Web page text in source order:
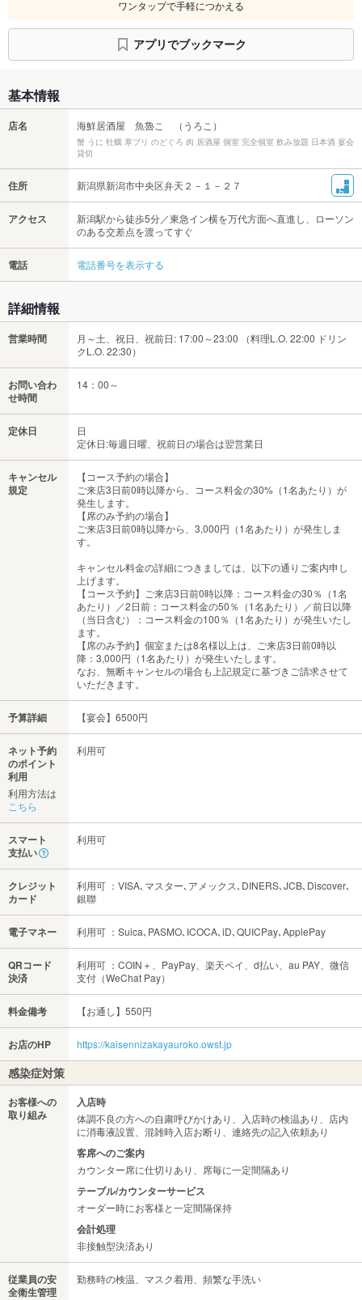
ワンタップで手軽につかえる
アプリでブックマーク
基本情報
店名 海鮮居酒屋 魚魯こ （うろこ）
蟹 うに 牡蠣 寒ブリ のどぐろ 肉 居酒屋 個室 完全個室 飲み放題 日本酒 宴会
貸切
住所 新潟県新潟市中央区弁天２－１－２７
アクセス
新潟駅から徒歩5分／東急イン横を万代方面へ直進し、ローソン
のある交差点を渡ってすぐ
電話 電話番号を表示する
詳細情報
営業時間
月～土、祝日、祝前日: 17:00～23:00 （料理L.O. 22:00 ドリン
クL.O. 22:30）
お問い合わ
せ時間
14：00～
定休日
日
定休日:毎週日曜、祝前日の場合は翌営業日
キャンセル
規定
【コース予約の場合】
ご来店3日前0時以降から、コース料金の30%（1名あたり）が
発生します。
【席のみ予約の場合】
ご来店3日前0時以降から、3,000円（1名あたり）が発生しま
す。
キャンセル料金の詳細につきましては、以下の通りご案内申し
上げます。
【コース予約】ご来店3日前0時以降：コース料金の30％（1名
あたり）／2日前：コース料金の50％（1名あたり）／前日以降
（当日含む）：コース料金の100％（1名あたり）が発生いたし
ます。
【席のみ予約】個室または8名様以上は、ご来店3日前0時以
降：3,000円（1名あたり）が発生いたします。
なお、無断キャンセルの場合も上記規定に基づきご請求させて
いただきます。
予算詳細 【宴会】6500円
ネット予約
のポイント
利用
利用方法は
こちら
利用可
スマート
支払い
利用可
クレジット
カード
利用可 ：VISA､マスター､アメックス､DINERS､JCB､Discover､
銀聯
電子マネー 利用可 ：Suica､PASMO､ICOCA､iD､QUICPay､ApplePay
QRコード
決済
利用可 ：COIN＋、PayPay、楽天ペイ、d払い、au PAY、微信
支付（WeChat Pay）
料金備考 【お通し】550円
お店のHP https://kaisennizakayauroko.owst.jp
感染症対策
お客様への
取り組み
入店時
体調不良の方への自粛呼びかけあり、入店時の検温あり、店内
に消毒液設置、混雑時入店お断り、連絡先の記入依頼あり
客席へのご案内
カウンター席に仕切りあり、席毎に一定間隔あり
テーブル/カウンターサービス
オーダー時にお客様と一定間隔保持
会計処理
非接触型決済あり
従業員の安
全衛生管理
勤務時の検温、マスク着用、頻繁な手洗い